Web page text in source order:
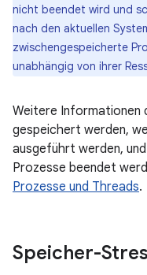
nicht beendet wird und
nach den aktuellen
zwischengespeicherte
unabhängig von ihrer
Weitere Informationen
gespeichert werden,
ausgeführt werden,
Prozesse beendet
Prozesse und Threads.
Speicher-